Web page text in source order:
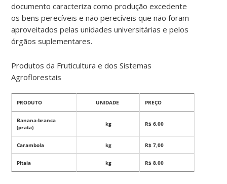
documento caracteriza como produção excedente
os bens perecíveis e não perecíveis que não foram
aproveitados pelas unidades universitárias e pelos
órgãos suplementares.
Produtos da Fruticultura e dos Sistemas
Agroflorestais
PRODUTO UNIDADE PREÇO
Banana-branca
(prata)
kg R$ 6,00
Carambola kg R$ 7,00
Pitaia kg R$ 8,00